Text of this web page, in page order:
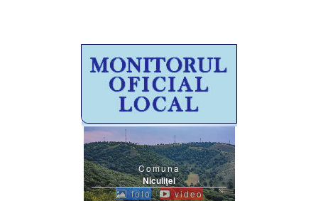
Comuna
Niculiţel
foto video